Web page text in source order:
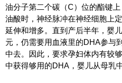
油分子第二个碳（C）位的酯键
油酸时，神经脉冲在神经细胞上
延伸和增多。直到产后半年，婴
元，仍需要用血液里的DHA参与
中去。因此，要求孕妇体内有较
中获得够用的DHA ，婴儿从母乳